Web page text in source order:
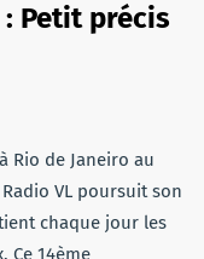
: Petit précis
Rio de Janeiro au
VL poursuit son
chaque jour les
Ce 14ème